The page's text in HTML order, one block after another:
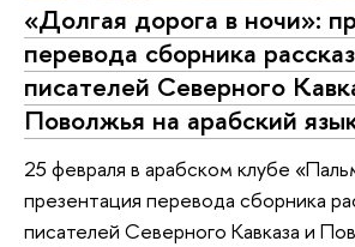
«Долгая дорога в ночи»:
перевода сборника
писателей Северного
Поволжья на арабский
25 февраля в арабском клубе
презентация перевода сборника
писателей Северного Кавказа и